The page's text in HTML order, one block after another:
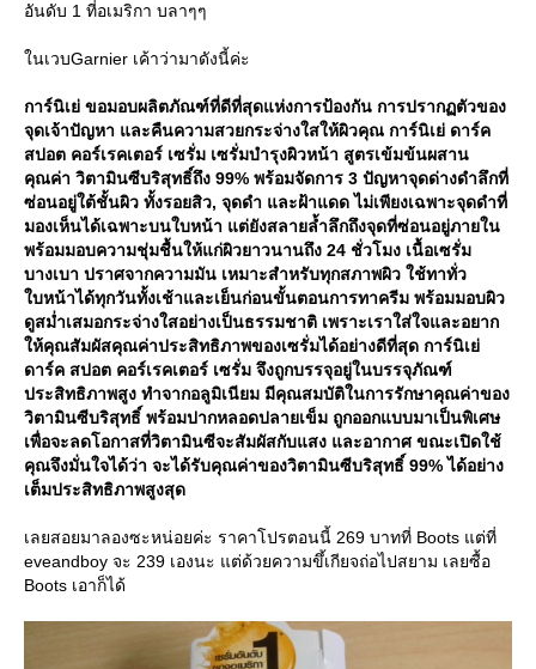
อันดับ 1 ที่อเมริกา บลาๆๆ
นเวบGarnier เค้าว่ามาดังนี้ค่ะ
การ์นิเย่ ขอมอบผลิตภัณฑ์ที่ดีที่สุดแห่งการป้องกัน การปรากฏตัวของ
จุดเจ้าปัญหา และคืนความสวยกระจ่างใสให้ผิวคุณ การ์นิเย่ ดาร์ค
สปอต คอร์เรคเตอร์ เซรั่ม เซรั่มบำรุงผิวหน้า สูตรเข้มข้นผสาน
คุณค่า วิตามินซีบริสุทธิ์ถึง 99% พร้อมจัดการ 3 ปัญหาจุดด่างดำลึกที่
ซ่อนอยู่ใต้ชั้นผิว ทั้งรอยสิว, จุดดำ และฝ้าแดด ไม่เพียงเฉพาะจุดดำที่
มองเห็นได้เฉพาะบนใบหน้า แต่ยังสลายล้ำลึกถึงจุดที่ซ่อนอยู่ภายใน
พร้อมมอบความชุ่มชื้นให้แก่ผิวยาวนานถึง 24 ชั่วโมง เนื้อเซรั่ม
บางเบา ปราศจากความมัน เหมาะสำหรับทุกสภาพผิว ใช้ทาทั่ว
บหน้าได้ทุกวันทั้งเช้าและเย็นก่อนขั้นตอนการทาครีม พร้อมมอบผิว
ดูสม่ำเสมอกระจ่างใสอย่างเป็นธรรมชาติ เพราะเราใส่ใจและอยาก
ห้คุณสัมผัสคุณค่าประสิทธิภาพของเซรั่มได้อย่างดีที่สุด การ์นิเย่
ดาร์ค สปอต คอร์เรคเตอร์ เซรั่ม จึงถูกบรรจุอยู่ในบรรจุภัณฑ์
ประสิทธิภาพสูง ทำจากอลูมิเนียม มีคุณสมบัติในการรักษาคุณค่าของ
วิตามินซีบริสุทธิ์ พร้อมปากหลอดปลายเข็ม ถูกออกแบบมาเป็นพิเศษ
เพื่อจะลดโอกาสที่วิตามินซีจะสัมผัสกับแสง และอากาศ ขณะเปิดใช้
คุณจึงมั่นใจได้ว่า จะได้รับคุณค่าของวิตามินซีบริสุทธิ์ 99% ได้อย่าง
เต็มประสิทธิภาพสูงสุด
เลยสอยมาลองซะหน่อยค่ะ ราคาโปรตอนนี้ 269 บาทที่ Boots แต่ที่
eveandboy จะ 239 เองนะ แต่ด้วยความขึ้เกียจถ่อไปสยาม เลยซื้อ
Boots เอาก็ได้